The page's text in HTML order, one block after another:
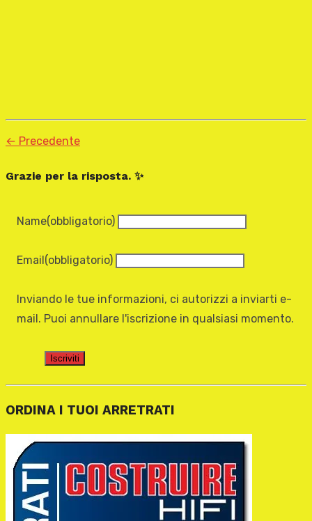
← Precedente
Grazie per la risposta. ✨
Name(obbligatorio)
Email(obbligatorio)
Inviando le tue informazioni, ci autorizzi a inviarti e-
mail. Puoi annullare l'iscrizione in qualsiasi momento.
Iscriviti
ORDINA I TUOI ARRETRATI